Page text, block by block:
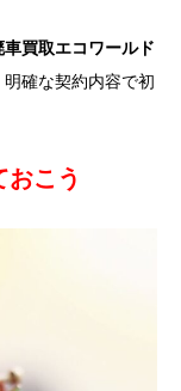
車買取エコワールド
確な契約内容で初
おこう